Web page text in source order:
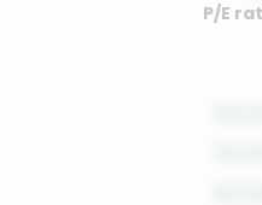
P/E